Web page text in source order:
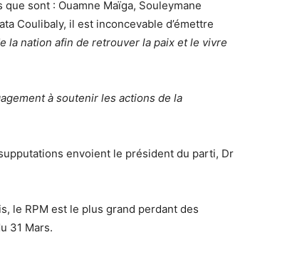
sont : Ouamne Maïga, Souleymane
Coulibaly, il est inconcevable d’émettre
la nation afin de retrouver la paix et le vivre
à soutenir les actions de la
envoient le président du parti, Dr
le RPM est le plus grand perdant des
31 Mars.